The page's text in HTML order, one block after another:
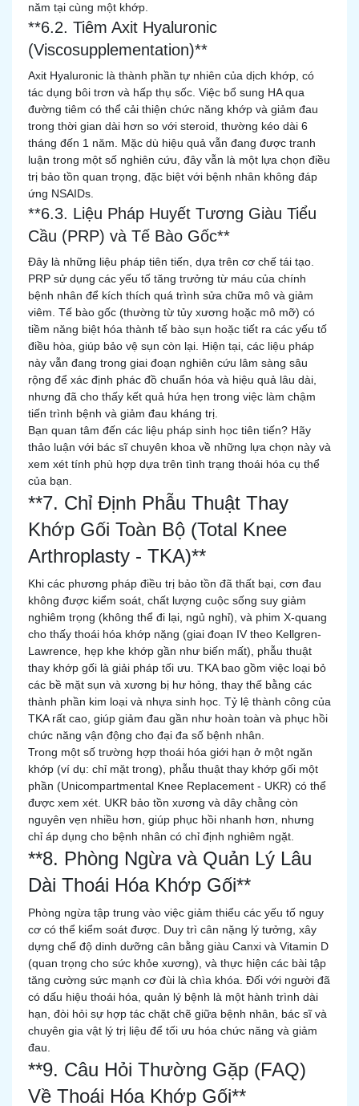
năm tại cùng một khớp.
**6.2. Tiêm Axit Hyaluronic
(Viscosupplementation)**
Axit Hyaluronic là thành phần tự nhiên của dịch khớp, có
tác dụng bôi trơn và hấp thụ sốc. Việc bổ sung HA qua
đường tiêm có thể cải thiện chức năng khớp và giảm đau
trong thời gian dài hơn so với steroid, thường kéo dài 6
tháng đến 1 năm. Mặc dù hiệu quả vẫn đang được tranh
luận trong một số nghiên cứu, đây vẫn là một lựa chọn điều
trị bảo tồn quan trọng, đặc biệt với bệnh nhân không đáp
ứng NSAIDs.
**6.3. Liệu Pháp Huyết Tương Giàu Tiểu
Cầu (PRP) và Tế Bào Gốc**
Đây là những liệu pháp tiên tiến, dựa trên cơ chế tái tạo.
PRP sử dụng các yếu tố tăng trưởng từ máu của chính
bệnh nhân để kích thích quá trình sửa chữa mô và giảm
viêm. Tế bào gốc (thường từ tủy xương hoặc mô mỡ) có
tiềm năng biệt hóa thành tế bào sụn hoặc tiết ra các yếu tố
điều hòa, giúp bảo vệ sụn còn lại. Hiện tại, các liệu pháp
này vẫn đang trong giai đoạn nghiên cứu lâm sàng sâu
rộng để xác định phác đồ chuẩn hóa và hiệu quả lâu dài,
nhưng đã cho thấy kết quả hứa hẹn trong việc làm chậm
tiến trình bệnh và giảm đau kháng trị.
Bạn quan tâm đến các liệu pháp sinh học tiên tiến? Hãy
thảo luận với bác sĩ chuyên khoa về những lựa chọn này và
xem xét tính phù hợp dựa trên tình trạng thoái hóa cụ thể
của bạn.
**7. Chỉ Định Phẫu Thuật Thay
Khớp Gối Toàn Bộ (Total Knee
Arthroplasty - TKA)**
Khi các phương pháp điều trị bảo tồn đã thất bại, cơn đau
không được kiểm soát, chất lượng cuộc sống suy giảm
nghiêm trọng (không thể đi lại, ngủ nghỉ), và phim X-quang
cho thấy thoái hóa khớp nặng (giai đoạn IV theo Kellgren-
Lawrence, hẹp khe khớp gần như biến mất), phẫu thuật
thay khớp gối là giải pháp tối ưu. TKA bao gồm việc loại bỏ
các bề mặt sụn và xương bị hư hỏng, thay thế bằng các
thành phần kim loại và nhựa sinh học. Tỷ lệ thành công của
TKA rất cao, giúp giảm đau gần như hoàn toàn và phục hồi
chức năng vận động cho đại đa số bệnh nhân.
Trong một số trường hợp thoái hóa giới hạn ở một ngăn
khớp (ví dụ: chỉ mặt trong), phẫu thuật thay khớp gối một
phần (Unicompartmental Knee Replacement - UKR) có thể
được xem xét. UKR bảo tồn xương và dây chằng còn
nguyên vẹn nhiều hơn, giúp phục hồi nhanh hơn, nhưng
chỉ áp dụng cho bệnh nhân có chỉ định nghiêm ngặt.
**8. Phòng Ngừa và Quản Lý Lâu
Dài Thoái Hóa Khớp Gối**
Phòng ngừa tập trung vào việc giảm thiểu các yếu tố nguy
cơ có thể kiểm soát được. Duy trì cân nặng lý tưởng, xây
dựng chế độ dinh dưỡng cân bằng giàu Canxi và Vitamin D
(quan trọng cho sức khỏe xương), và thực hiện các bài tập
tăng cường sức mạnh cơ đùi là chìa khóa. Đối với người đã
có dấu hiệu thoái hóa, quản lý bệnh là một hành trình dài
hạn, đòi hỏi sự hợp tác chặt chẽ giữa bệnh nhân, bác sĩ và
chuyên gia vật lý trị liệu để tối ưu hóa chức năng và giảm
đau.
**9. Câu Hỏi Thường Gặp (FAQ)
Về Thoái Hóa Khớp Gối**